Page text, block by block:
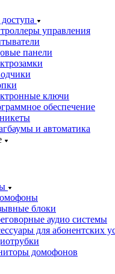
управления
панели
ключи
обеспечение
и автоматика
блоки
аудио системы
для абонентских
домофонов